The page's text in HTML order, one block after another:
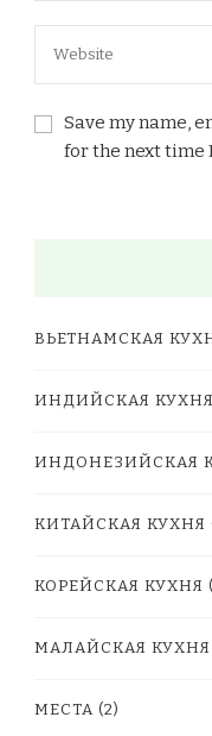
Save my name,
for the next time
ВЬЕТНАМСКАЯ
ИНДИЙСКАЯ КУХНЯ
ИНДОНЕЗИЙСКАЯ
КИТАЙСКАЯ КУХНЯ
КОРЕЙСКАЯ КУХНЯ
МАЛАЙСКАЯ КУХНЯ
МЕСТА (2)